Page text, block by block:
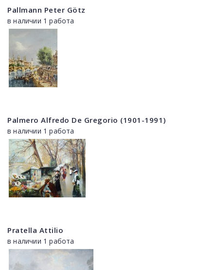
Pallmann Peter Götz
в наличии 1 работа
Palmero Alfredo De Gregorio (1901-1991)
в наличии 1 работа
Pratella Attilio
в наличии 1 работа